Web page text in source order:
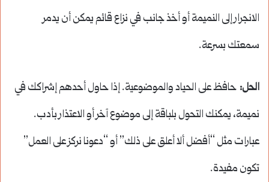
الانجرار إلى النميمة أو أخذ جانب في نزاع قائم يمكن أن يدمر
سمعتك بسرعة.
الحل: حافظ على الحياد والموضوعية. إذا حاول أحدهم إشراكك في
نميمة، يمكنك التحول بلباقة إلى موضوع آخر أو الاعتذار بأدب.
عبارات مثل “أفضل ألا أعلق على ذلك” أو “دعونا نركز على العمل”
تكون مفيدة.